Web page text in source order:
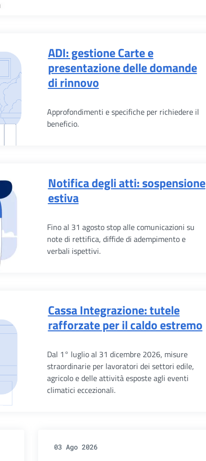
ADI: gestione Carte e
presentazione delle domande
di rinnovo
Approfondimenti e specifiche per richiedere il
beneficio.
Notifica degli atti: sospensione
estiva
Fino al 31 agosto stop alle comunicazioni su
note di rettifica, diffide di adempimento e
verbali ispettivi.
Cassa Integrazione: tutele
rafforzate per il caldo estremo
Dal 1° luglio al 31 dicembre 2026, misure
straordinarie per lavoratori dei settori edile,
agricolo e delle attività esposte agli eventi
climatici eccezionali.
03 Ago 2026